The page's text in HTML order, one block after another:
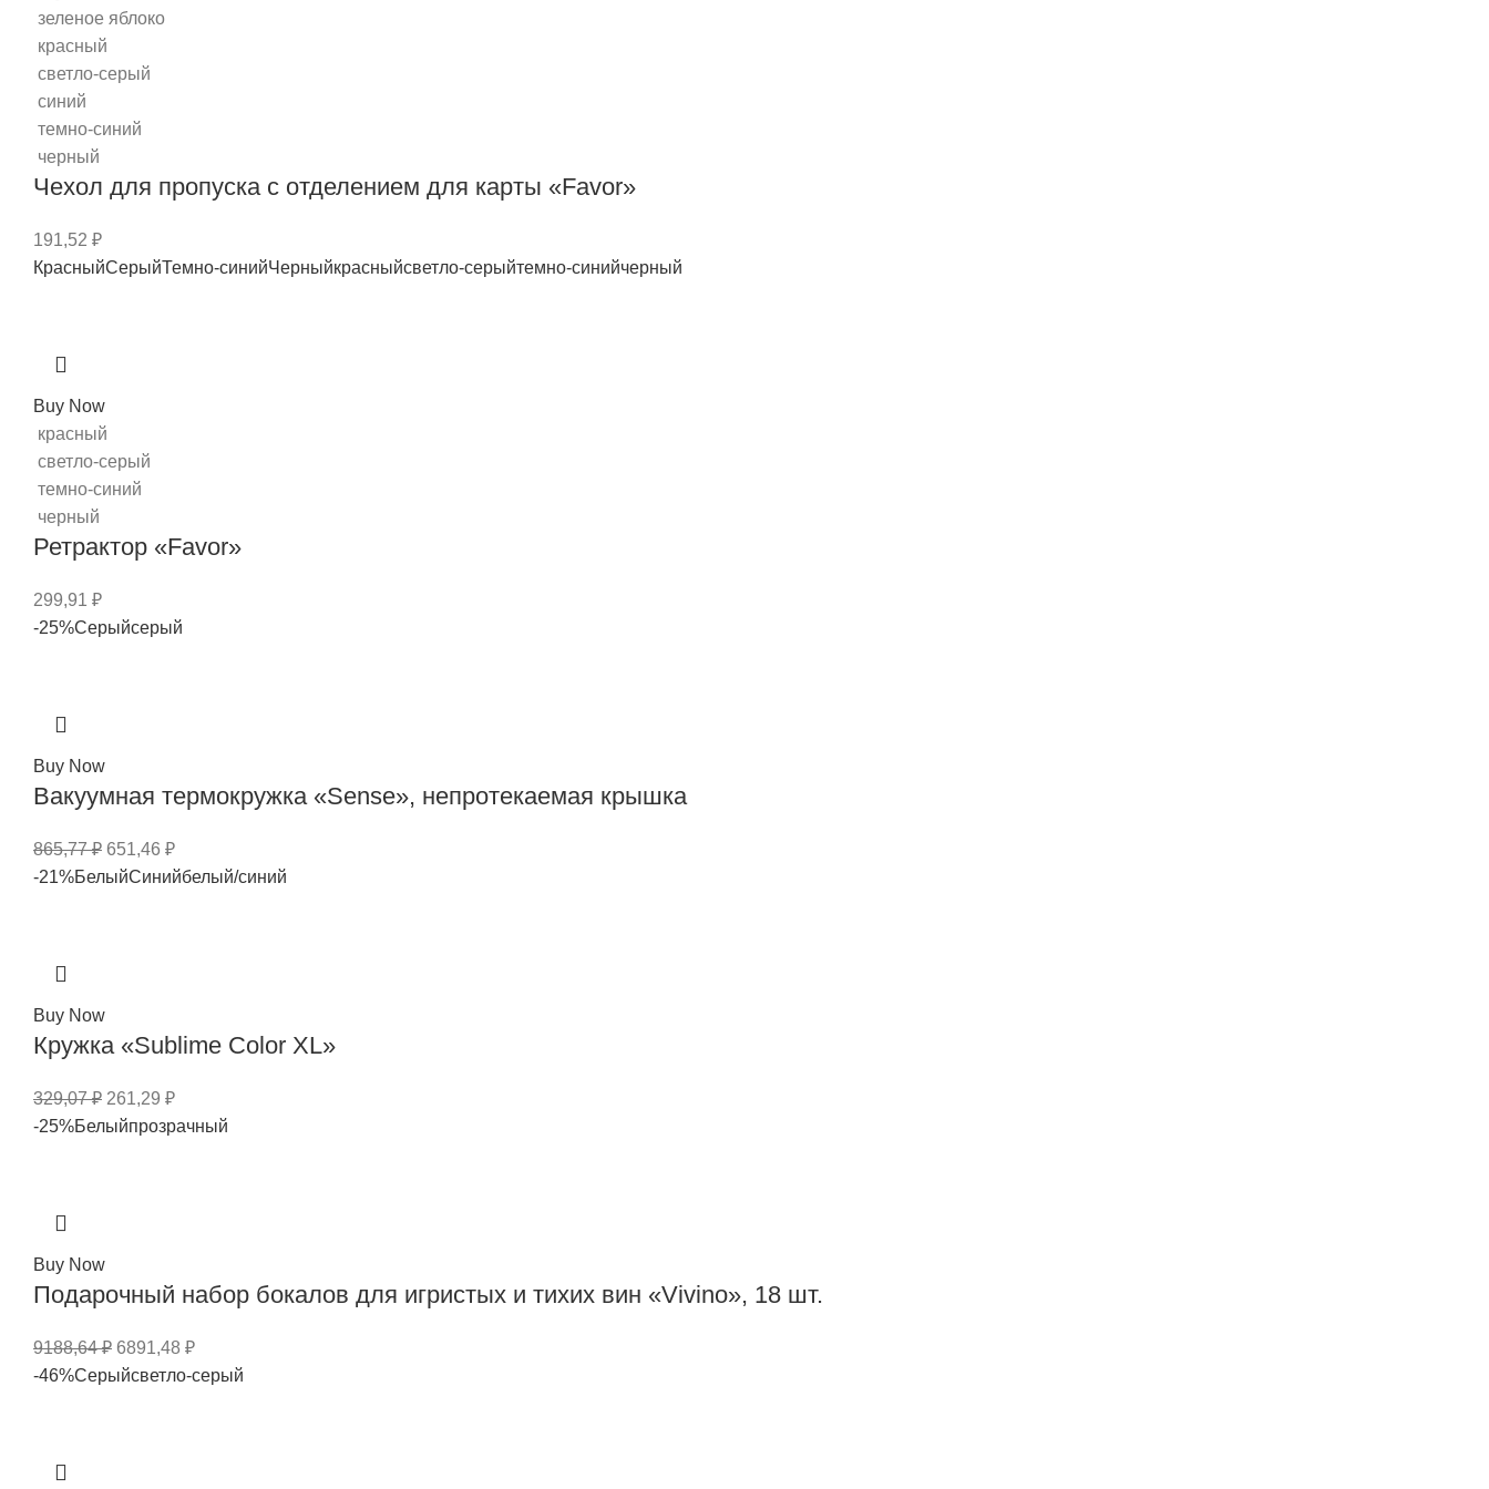
зеленое яблоко
красный
светло-серый
синий
темно-синий
черный
Чехол для пропуска с отделением для карты «Favor»
191,52 ₽
КрасныйСерыйТемно-синийЧерныйкрасныйсветло-серыйтемно-синийчерный
Buy Now
красный
светло-серый
темно-синий
черный
Ретрактор «Favor»
299,91 ₽
-25%Серыйсерый
Buy Now
Вакуумная термокружка «Sense», непротекаемая крышка
865,77₽ 651,46 ₽
-21%БелыйСинийбелый/синий
Buy Now
Кружка «Sublime Color XL»
329,07₽ 261,29 ₽
-25%Белыйпрозрачный
Buy Now
Подарочный набор бокалов для игристых и тихих вин «Vivino», 18 шт.
9188,64₽ 6891,48 ₽
-46%Серыйсветло-серый